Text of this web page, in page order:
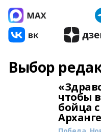
Выбор
чтобы
бойца